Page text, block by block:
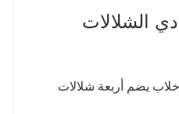
الشلالات
يضم أربعة شلالات